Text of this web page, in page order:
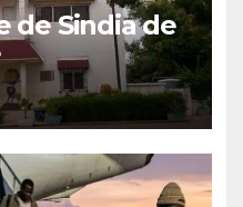
de Sindia de